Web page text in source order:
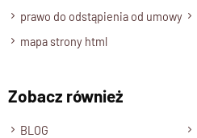
prawo do odstąpienia od umowy
mapa strony html
Zobacz również
BLOG